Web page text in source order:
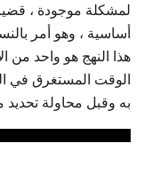
لمشكلة موجودة ،
أساسية ، وهو أمر
هذا النهج هو واحد من
الوقت المستغرق في
به وقبل محاولة تحديد